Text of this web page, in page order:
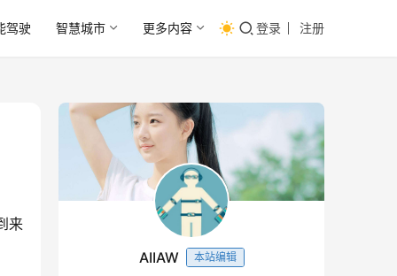
驾驶 智慧城市 更多内容 登录 注册
来
AIIAW 本站编辑